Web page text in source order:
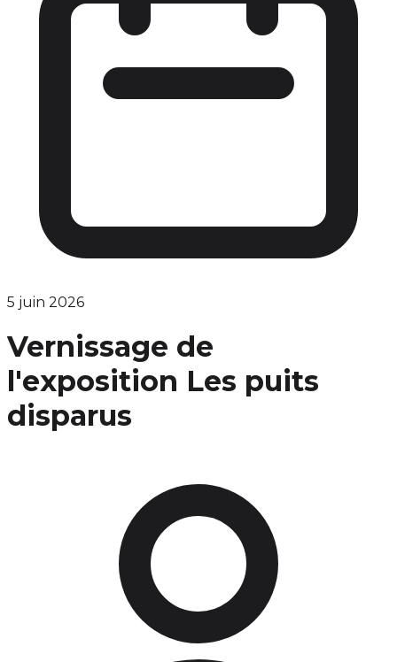
5 juin 2026
Vernissage de
l'exposition Les puits
disparus